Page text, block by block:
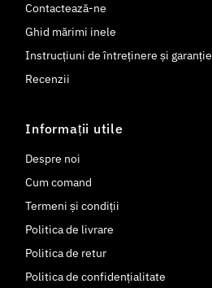
Contactează-ne
Ghid mărimi inele
Instrucțiuni de întreținere și garanție
Recenzii
Informații utile
Despre noi
Cum comand
Termeni și condiții
Politica de livrare
Politica de retur
Politica de confidențialitate